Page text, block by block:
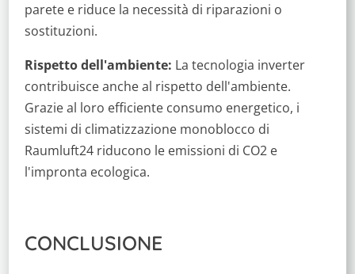
parete e riduce la necessità di riparazioni o
sostituzioni.
Rispetto dell'ambiente: La tecnologia inverter
contribuisce anche al rispetto dell'ambiente.
Grazie al loro efficiente consumo energetico, i
sistemi di climatizzazione monoblocco di
Raumluft24 riducono le emissioni di CO2 e
l'impronta ecologica.
CONCLUSIONE